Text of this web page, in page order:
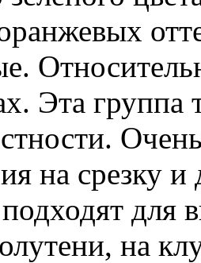
Эта группа
на срезку и
для
на